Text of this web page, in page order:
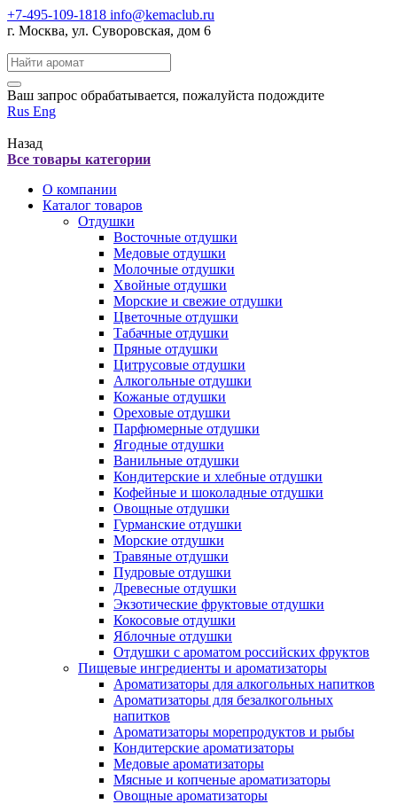
+7-495-109-1818 info@kemaclub.ru
г. Москва, ул. Суворовская, дом 6
Поиск:
Ваш запрос обрабатывается, пожалуйста подождите
Rus Eng
Назад
Все товары категории
О компании
Каталог товаров
Отдушки
Восточные отдушки
Медовые отдушки
Молочные отдушки
Хвойные отдушки
Морские и свежие отдушки
Цветочные отдушки
Табачные отдушки
Пряные отдушки
Цитрусовые отдушки
Алкогольные отдушки
Кожаные отдушки
Ореховые отдушки
Парфюмерные отдушки
Ягодные отдушки
Ванильные отдушки
Кондитерские и хлебные отдушки
Кофейные и шоколадные отдушки
Овощные отдушки
Гурманские отдушки
Морские отдушки
Травяные отдушки
Пудровые отдушки
Древесные отдушки
Экзотические фруктовые отдушки
Кокосовые отдушки
Яблочные отдушки
Отдушки с ароматом российских фруктов
Пищевые ингредиенты и ароматизаторы
Ароматизаторы для алкогольных напитков
Ароматизаторы для безалкогольных
напитков
Ароматизаторы морепродуктов и рыбы
Кондитерские ароматизаторы
Медовые ароматизаторы
Мясные и копченые ароматизаторы
Овощные ароматизаторы